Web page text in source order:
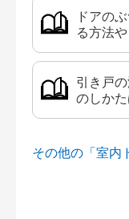
ドアの
る方法
引き戸
のしかた
その他の「室内